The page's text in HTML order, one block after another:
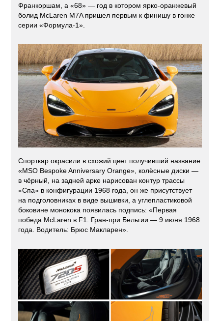
Франкоршам, а «68» — год в котором ярко-оранжевый
болид McLaren M7A пришел первым к финишу в гонке
серии «Формула-1».
Спорткар окрасили в схожий цвет получивший название
«MSO Bespoke Anniversary Orange», колёсные диски —
в чёрный, на задней арке нарисован контур трассы
«Спа» в конфигурации 1968 года, он же присутствует
на подголовниках в виде вышивки, а углепластиковой
боковине монокока появилась подпись: «Первая
победа McLaren в F1. Гран-при Бельгии — 9 июня 1968
года. Водитель: Брюс Макларен».